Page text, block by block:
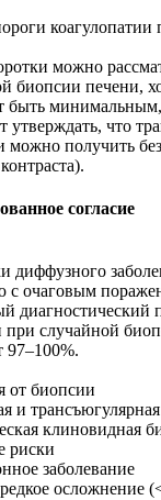
коагулопатии
можно
биопсии печени,
быть
утверждать, что
можно получить
согласие
диффузного
с очаговым
диагностический
при случайной
97–100%.
от биопсии
и
клиновидная
риски
заболевание
осложнение